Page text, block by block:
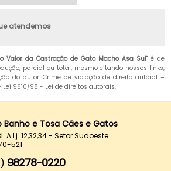
atendemos
Valor da Castração de Gato Macho Asa Sul" é de
parcial ou total, mesmo citando nossos links,
do autor. Crime de violação de direito autoral –
Lei 9610/98 - Lei de direitos autorais.
Banho e Tosa Cães e Gatos
A Lj. 12,32,34 - Setor Sudoeste
521
98278-0220